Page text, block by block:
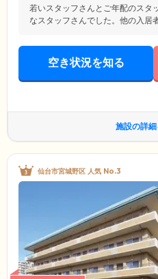
若いスタッフさんとご年配のスタ
なスタッフさんでした。他の入居
空き状況を知る
施設の詳
仙台市宮城野区 人気 No.3